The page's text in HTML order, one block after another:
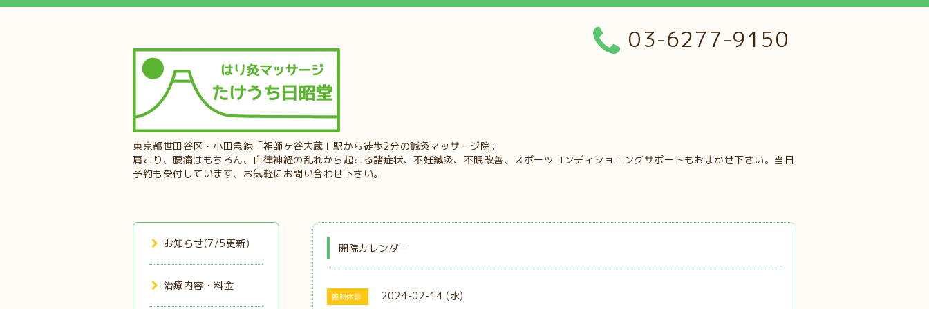
東京都世田谷区・小田急線「祖師ヶ谷大蔵」駅から徒歩2分の鍼灸マッサージ院。
肩こり、腰痛はもちろん、自律神経の乱れから起こる諸症状、不妊鍼灸、不眠改善、スポーツコンディショニングサポートもおまかせ下さい。当日
予約も受付しています、お気軽にお問い合わせ下さい。
03-6277-9150
開院カレンダー
臨時休診 2024-02-14 (水)
お知らせ(7/5更新)
治療内容・料金